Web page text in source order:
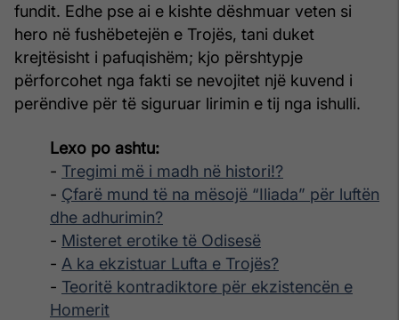
fundit. Edhe pse ai e kishte dëshmuar veten si
hero në fushëbetejën e Trojës, tani duket
krejtësisht i pafuqishëm; kjo përshtypje
përforcohet nga fakti se nevojitet një kuvend i
perëndive për të siguruar lirimin e tij nga ishulli.
Lexo po ashtu:
- Tregimi më i madh në histori!?
- Çfarë mund të na mësojë “Iliada” për luftën
dhe adhurimin?
- Misteret erotike të Odisesë
- A ka ekzistuar Lufta e Trojës?
- Teoritë kontradiktore për ekzistencën e
Homerit